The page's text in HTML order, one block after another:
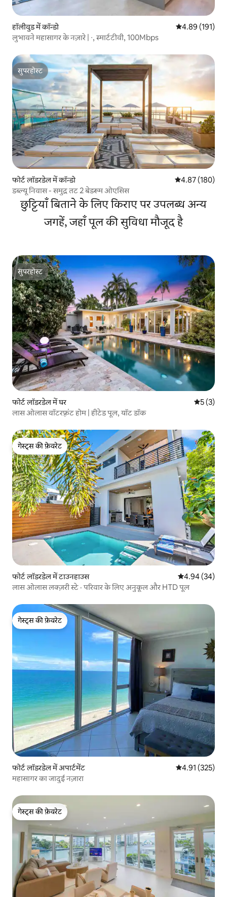
हॉलीवुड में कॉन्डो औसत रेटिंग 5 में से
4.89 (191)
लुभावने महासागर के नज़ारे | ∙, स्मार्टटीवी, 100Mbps
सुपरहोस्ट
सुपरहोस्ट
फोर्ट लॉडरडेल में कॉन्डो औसत रेटिंग 5 में से
4.87 (180)
डब्ल्यू निवास - समुद्र तट 2 बेडरूम ओएसिस
छुट्टियाँ बिताने के लिए किराए पर उपलब्ध अन्य
जगहें, जहाँ पूल की सुविधा मौजूद है
सुपरहोस्ट
सुपरहोस्ट
फोर्ट लॉडरडेल में घर औसत रेटिंग
5 (3)
लास ओलास वॉटरफ़्रंट होम | हीटेड पूल, यॉट डॉक
गेस्ट्स की फ़ेवरेट
गेस्ट्स की फ़ेवरेट
फोर्ट लॉडरडेल में टाउनहाउस औसत रेटिंग 5 में
4.94 (34)
लास ओलास लक्ज़री स्टे · परिवार के लिए अनुकूल और HTD पूल
गेस्ट्स की फ़ेवरेट
गेस्ट्स की फ़ेवरेट
फोर्ट लॉडरडेल में अपार्टमेंट औसत रेटिंग 5 में से
4.91 (325)
महासागर का जादुई नज़ारा
गेस्ट्स की फ़ेवरेट
गेस्ट्स की फ़ेवरेट